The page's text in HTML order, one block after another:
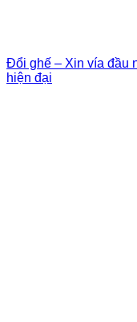
Đổi ghế – Xin vía đầu
hiện đại